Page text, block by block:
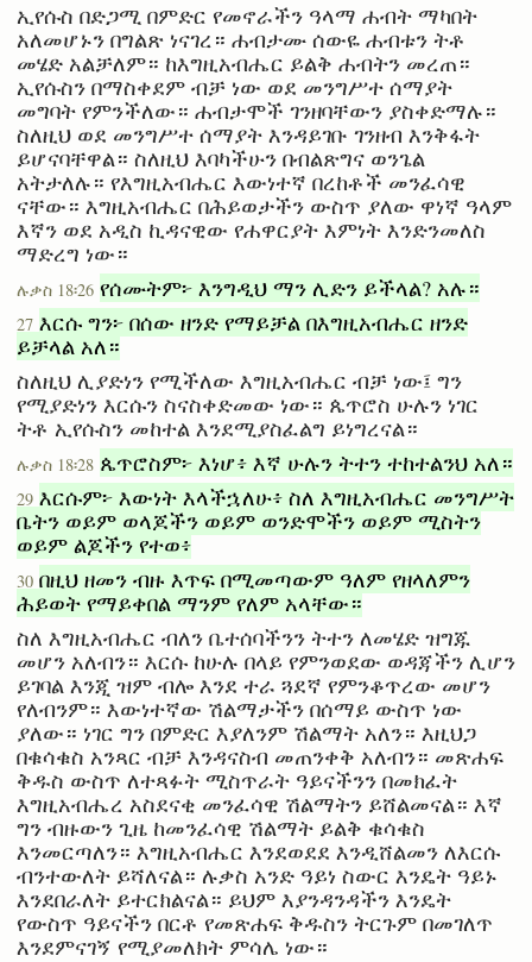
ኢየሱስ በድጋሚ በምድር የመኖራችን ዓላማ ሐብት ማካበት
አለመሆኑን በግልጽ ነናገረ። ሐብታሙ ሰውዬ ሐብቱን ትቶ
መሄድ አልቻለም። ከእግዚአብሔር ይልቅ ሐብትን መረጠ።
ኢየሱስን በማስቀደም ብቻ ነው ወደ መንግሥተ ሰማያት
መግባት የምንችለው። ሐብታሞች ገንዘባቸውን ያስቀድማሉ።
ስለዚህ ወደ መንግሥተ ሰማያት እንዳይገቡ ገንዘብ እንቅፋት
ይሆናባቸዋል። ስለዚህ እባካችሁን በብልጽግና ወንጌል
አትታለሉ። የእግዚአብሔር እውነተኛ በረከቶች መንፈሳዊ
ናቸው። እግዚአብሔር በሕይወታችን ውስጥ ያለው ዋነኛ ዓላም
እኛን ወደ አዲስ ኪዳናዊው የሐዋርያት እምነት እንድንመለስ
ማድረግ ነው።
ሉቃስ 18፡26 የሰሙትም፦ እንግዲህ ማን ሊድን ይችላል? አሉ።
27 እርሱ ግን፦ በሰው ዘንድ የማይቻል በእግዚአብሔር ዘንድ
ይቻላል አለ።
ስለዚህ ሊያድነን የሚችለው እግዚአብሔር ብቻ ነው፤ ግን
የሚያድነን እርሱን ስናስቀድመው ነው። ጴጥሮስ ሁሉን ነገር
ትቶ ኢየሱስን መከተል እንደሚያስፈልግ ይነግረናል።
ሉቃስ 18፡28 ጴጥሮስም፦ እነሆ፥ እኛ ሁሉን ትተን ተከተልንህ አለ።
29 እርሱም፦ እውነት እላችኋለሁ፥ ስለ እግዚአብሔር መንግሥት
ቤትን ወይም ወላጆችን ወይም ወንድሞችን ወይም ሚስትን
ወይም ልጆችን የተወ፥
30 በዚህ ዘመን ብዙ እጥፍ በሚመጣውም ዓለም የዘላለምን
ሕይወት የማይቀበል ማንም የለም አላቸው።
ስለ እግዚአብሔር ብለን ቤተሰባችንን ትተን ለመሄድ ዝግጁ
መሆን አለብን። እርሱ ከሁሉ በላይ የምንወደው ወዳጃችን ሊሆን
ይገባል እንጂ ዝም ብሎ እንደ ተራ ጓደኛ የምንቆጥረው መሆን
የለብንም። እውነተኛው ሽልማታችን በሰማይ ውስጥ ነው
ያለው። ነገር ግን በምድር እያለንም ሽልማት አለን። እዚህጋ
በቁሳቁስ አንጻር ብቻ እንዳናስብ መጠንቀቅ አለብን። መጽሐፍ
ቅዱስ ውስጥ ለተጻፉት ሚስጥራት ዓይናችንን በመክፈት
እግዚአብሔረ አስደናቂ መንፈሳዊ ሽልማትን ይሸልመናል። እኛ
ግን ብዙውን ጊዜ ከመንፈሳዊ ሽልማት ይልቅ ቁሳቁስ
እንመርጣለን። እግዚአብሔር እንደወደደ እንዲሸልመን ለእርሱ
ብንተውለት ይሻለናል። ሉቃስ አንድ ዓይነ ስውር እንዴት ዓይኑ
እንደበራለት ይተርክልናል። ይህም እያንዳንዳችን እንዴት
የውስጥ ዓይናችን በርቶ የመጽሐፍ ቅዱስን ትርጉም በመገለጥ
እንደምናገኝ የሚያመለክት ምሳሌ ነው።